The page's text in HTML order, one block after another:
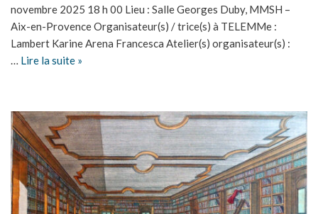
novembre 2025 18 h 00 Lieu : Salle Georges Duby, MMSH –
Aix-en-Provence Organisateur(s) / trice(s) à TELEMMe :
Lambert Karine Arena Francesca Atelier(s) organisateur(s) :
… Lire la suite »